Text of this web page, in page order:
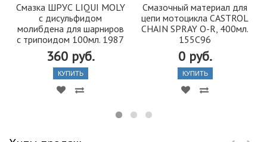
Смазка ШРУС LIQUI MOLY
с дисульфидом
молибдена для шарниров
с трипоидом 100мл. 1987
360 руб.
КУПИТЬ
Смазочный материал для
цепи мотоцикла CASTROL
CHAIN SPRAY O-R, 400мл.
155C96
0 руб.
КУПИТЬ